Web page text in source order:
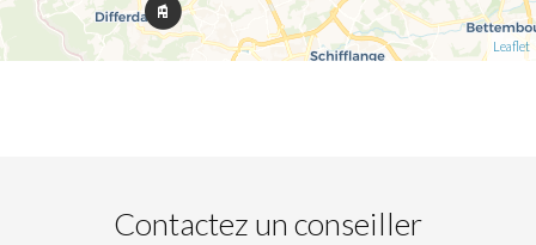
Leaflet
Contactez un conseiller